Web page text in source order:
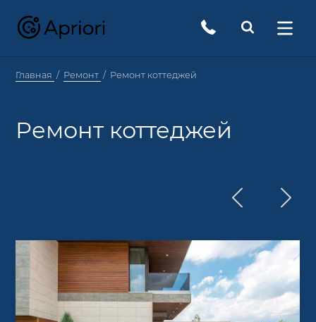
Главная Ремонт Ремонт коттеджей
Ремонт коттеджей